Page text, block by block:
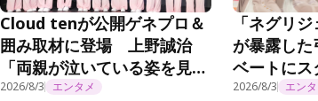
Cloud tenが公開ゲネプロ＆
囲み取材に登場 上野誠治
「両親が泣いている姿を見た
ら感極まってしまいました」
2026/8/3 エンタメ
「ネグリ
が暴露した
ベートにス
『乃木坂工
2026/8/3 エン